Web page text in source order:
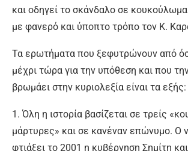
και οδηγεί το σκάνδαλο σε
με φανερό και ύποπτο τρόπο τον Κ.
Τα ερωτήματα που ξεφυτρώνουν από
μέχρι τώρα για την υπόθεση και που
βρωμάει στην κυριολεξία είναι τα εξής:
1. Όλη η ιστορία βασίζεται σε τρείς
μάρτυρες» και σε κανέναν επώνυμο. Ο
φτιάξει το 2001 η κυβέρνηση Σημίτη